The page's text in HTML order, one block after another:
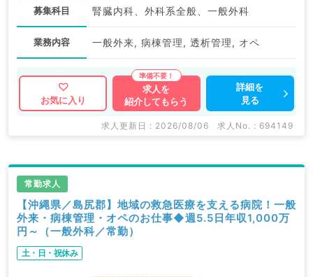
募集科目 腎臓内科、外科系全般、一般外科
業務内容 一般外来, 病棟管理, 透析管理, オペ
お気に入り
求人を
紹介してもらう
詳細を
見る
求人更新日 : 2026/08/06 求人No. : 694149
常勤求人
【沖縄県／島尻郡】地域の救急医療を支える病院！一般
外来・病棟管理・オペのお仕事◆週5.5日年収1,000万
円～（一般外科／常勤）
土・日・祝休み